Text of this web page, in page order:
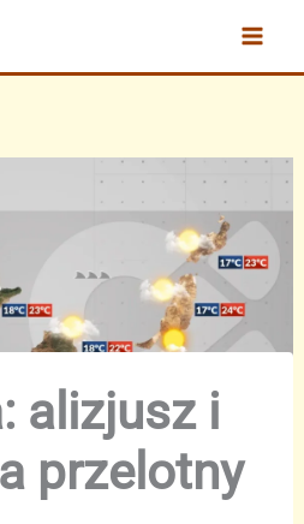
alizjusz i
przelotny